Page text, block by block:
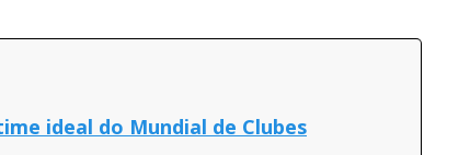
ideal do Mundial de Clubes